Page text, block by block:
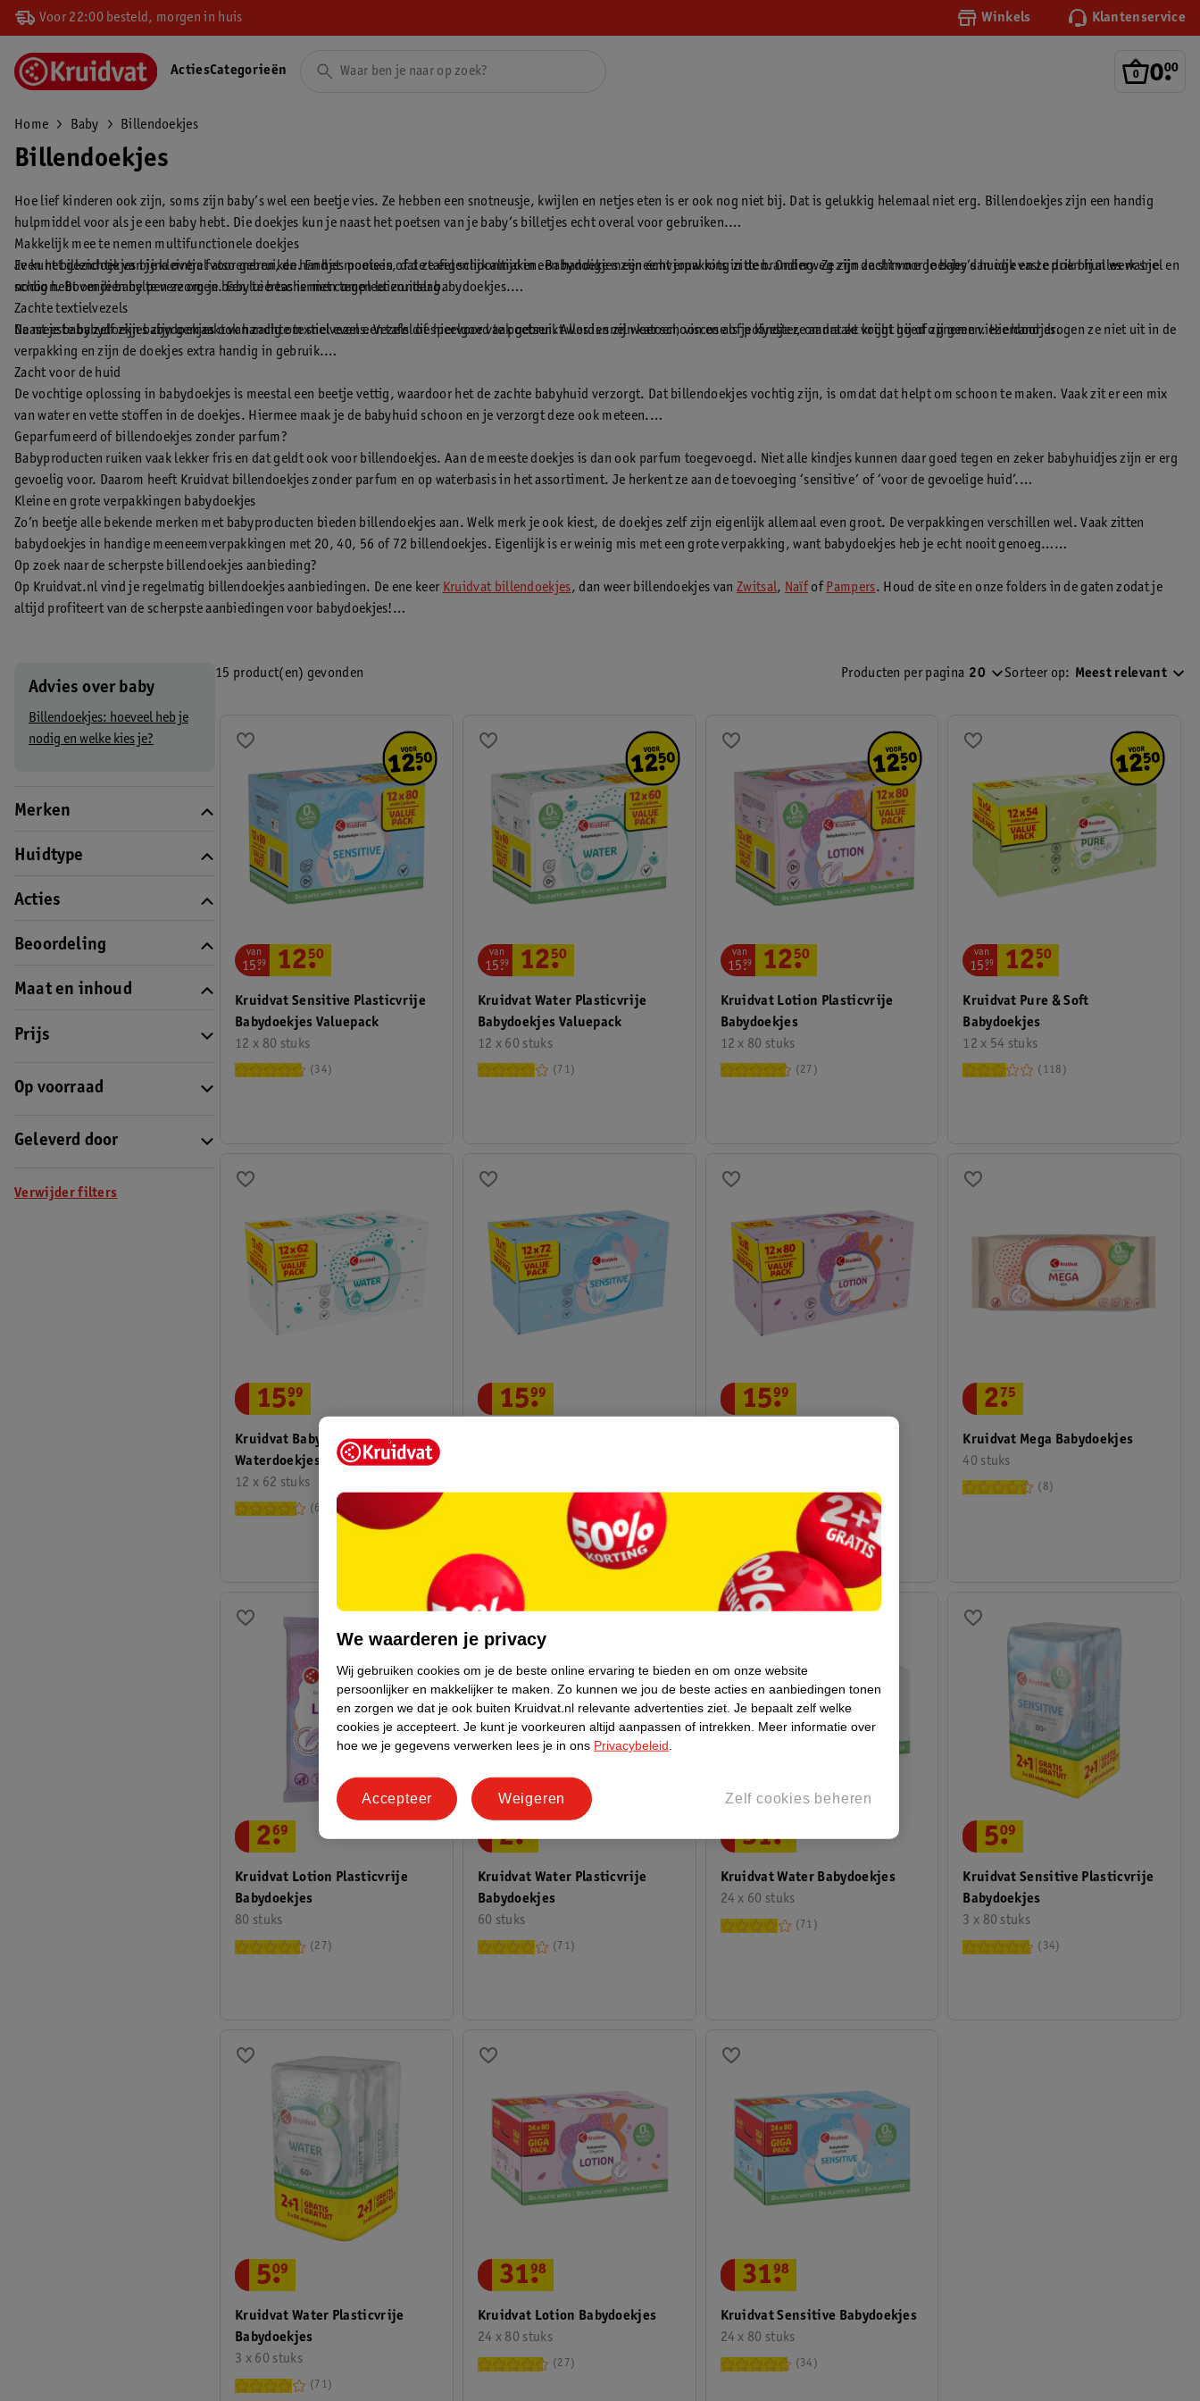
Voor 22:00 besteld, morgen in huis Winkels Klantenservice
0.
00
ActiesCategorieën
Home Baby Billendoekjes
Billendoekjes
Hoe lief kinderen ook zijn, soms zijn baby’s wel een beetje vies. Ze hebben een snotneusje, kwijlen en netjes eten is er ook nog niet bij. Dat is gelukkig helemaal niet erg. Billendoekjes zijn een handig
hulpmiddel voor als je een baby hebt. Die doekjes kun je naast het poetsen van je baby’s billetjes echt overal voor gebruiken.
Even het gezichtje van je kleintje fatsoeneren, de handjes poetsen of de tafel schoonmaken. Babydoekjes zijn écht jouw rots in de branding. Ze zijn zacht voor je baby’s huidje en ze doen hun werk snel en
schoon. Bovendien helpen ze om je baby te beschermen tegen luieruitslag.
Makkelijk mee te nemen multifunctionele doekjes
Je kunt billendoekjes bijna overal voor gebruiken. En het mooie is, dat ze eigenlijk altijd in een handige meeneemverpakking zitten. Onderweg zijn de slimme doekjes dan ook vaste prik bij alles wat je
nodig hebt om je baby te verzorgen. Een luiertas is niet compleet zonder babydoekjes.
Naast je baby zelf zijn babydoekjes ook handig om snel even een tafel of speelgoed te poetsen. Alles is snel weer schoon en als je kindje ze aanraakt krijgt hij of zij geen vieze handjes.
Zachte textielvezels
De meeste babydoekjes zijn gemaakt van zachte textielvezels. Vezels die hiervoor vaak gebruikt worden zijn katoen, viscose of polyester, omdat ze vocht goed opnemen. Hierdoor drogen ze niet uit in de
verpakking en zijn de doekjes extra handig in gebruik.
Zacht voor de huid
De vochtige oplossing in babydoekjes is meestal een beetje vettig, waardoor het de zachte babyhuid verzorgt. Dat billendoekjes vochtig zijn, is omdat dat helpt om schoon te maken. Vaak zit er een mix
van water en vette stoffen in de doekjes. Hiermee maak je de babyhuid schoon en je verzorgt deze ook meteen.
Geparfumeerd of billendoekjes zonder parfum?
Babyproducten ruiken vaak lekker fris en dat geldt ook voor billendoekjes. Aan de meeste doekjes is dan ook parfum toegevoegd. Niet alle kindjes kunnen daar goed tegen en zeker babyhuidjes zijn er erg
gevoelig voor. Daarom heeft Kruidvat billendoekjes zonder parfum en op waterbasis in het assortiment. Je herkent ze aan de toevoeging ‘sensitive’ of ‘voor de gevoelige huid’.
Kleine en grote verpakkingen babydoekjes
Zo’n beetje alle bekende merken met babyproducten bieden billendoekjes aan. Welk merk je ook kiest, de doekjes zelf zijn eigenlijk allemaal even groot. De verpakkingen verschillen wel. Vaak zitten
babydoekjes in handige meeneemverpakkingen met 20, 40, 56 of 72 billendoekjes. Eigenlijk is er weinig mis met een grote verpakking, want babydoekjes heb je echt nooit genoeg…
Op zoek naar de scherpste billendoekjes aanbieding?
Op Kruidvat.nl vind je regelmatig billendoekjes aanbiedingen. De ene keer Kruidvat billendoekjes, dan weer billendoekjes van Zwitsal, Naïf of Pampers. Houd de site en onze folders in de gaten zodat je
altijd profiteert van de scherpste aanbiedingen voor babydoekjes!
Advies over baby
Billendoekjes: hoeveel heb je
nodig en welke kies je?
Merken
Huidtype
Acties
Beoordeling
Maat en inhoud
Prijs
Op voorraad
Geleverd door
Verwijder filters
15 product(en) gevonden Producten per pagina 20 Sorteer op: Meest relevant
Kruidvat Sensitive Plasticvrije
Babydoekjes Valuepack
12 x 80 stuks
van
15.
99 12.
50
34
Kruidvat Water Plasticvrije
Babydoekjes Valuepack
12 x 60 stuks
van
15.
99 12.
50
71
Kruidvat Lotion Plasticvrije
Babydoekjes
12 x 80 stuks
van
15.
99 12.
50
27
Kruidvat Pure & Soft
Babydoekjes
12 x 54 stuks
van
15.
99 12.
50
118
Kruidvat Baby Pure
Waterdoekjes
12 x 62 stuks
15.
99
678
15.
99
637
15.
99
Kruidvat Mega Babydoekjes
40 stuks
2.
75
8
Kruidvat Lotion Plasticvrije
Babydoekjes
80 stuks
2.
69
27
Kruidvat Water Plasticvrije
Babydoekjes
60 stuks
2.
71
Kruidvat Water Babydoekjes
24 x 60 stuks
31.
71
Kruidvat Sensitive Plasticvrije
Babydoekjes
3 x 80 stuks
5.
09
34
Kruidvat Water Plasticvrije
Babydoekjes
3 x 60 stuks
5.
09
71
Kruidvat Lotion Babydoekjes
24 x 80 stuks
31.
98
27
Kruidvat Sensitive Babydoekjes
24 x 80 stuks
31.
98
34
We waarderen je privacy
Wij gebruiken cookies om je de beste online ervaring te bieden en om onze website
persoonlijker en makkelijker te maken. Zo kunnen we jou de beste acties en aanbiedingen tonen
en zorgen we dat je ook buiten Kruidvat.nl relevante advertenties ziet. Je bepaalt zelf welke
cookies je accepteert. Je kunt je voorkeuren altijd aanpassen of intrekken.
Meer informatie over
hoe we je gegevens verwerken lees je in ons Privacybeleid
Zelf cookies beheren
Weigeren
Accepteer